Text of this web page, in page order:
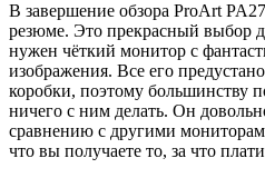
В завершение обзора ProArt
резюме. Это прекрасный выбор
нужен чёткий монитор с
изображения. Все его
коробки, поэтому большинству
ничего с ним делать. Он
сравнению с другими
что вы получаете то, за что